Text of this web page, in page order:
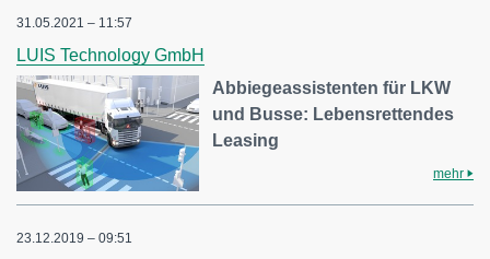
31.05.2021 – 11:57
LUIS Technology GmbH
Abbiegeassistenten für LKW
und Busse: Lebensrettendes
Leasing
mehr
23.12.2019 – 09:51